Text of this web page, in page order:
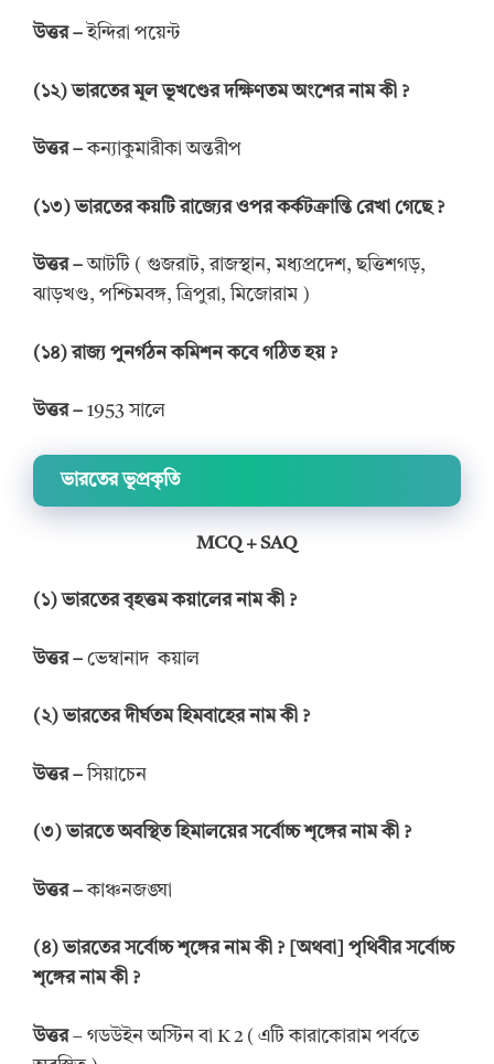
উত্তর–ইন্দিরা পয়েন্ট
(১২)ভারতের মূল ভূখণ্ডের দক্ষিণতম অংশের নাম কী ?
উত্তর–কন্যাকুমারীকা অন্তরীপ
(১৩ )ভারতের কয়টি রাজ্যের ওপর কর্কটক্রান্তি রেখা গেছে?
উত্তর–আটটি ( গুজরাট, রাজস্থান, মধ্যপ্রদেশ, ছত্তিশগড়,
ঝাড়খণ্ড, পশ্চিমবঙ্গ, ত্রিপুরা, মিজোরাম )
(১৪)রাজ্য পুনর্গঠন কমিশন কবে গঠিত হয়?
উত্তর– 1953 সালে
ভারতের ভূপ্রকৃতি
MCQ + SAQ
(১)ভারতের বৃহত্তম কয়ালের নাম কী ?
উত্তর– ভেম্বানাদ কয়াল
(২)ভারতের দীর্ঘতম হিমবাহের নাম কী ?
উত্তর–সিয়াচেন
(৩ )ভারতে অবস্থিত হিমালয়ের সর্বোচ্চ শৃঙ্গের নাম কী ?
উত্তর–কাঞ্চনজঙ্ঘা
(৪)ভারতের সর্বোচ্চ শৃঙ্গের নাম কী ? [অথবা
পৃথিবীর সর্বোচ্চ
শৃঙ্গের নাম কী ?
উত্তর– গডউইন অস্টিন বা K 2 ( এটি কারাকোরাম পর্বতে